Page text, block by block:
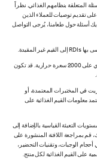
المتعلقة بنظامهم الغذائي. نظراً
تقديم توصيات للعملاء الذين
أسئلة حول طعامنا، يُرجى التواصل
تستند النسبة المئوية للقيم الغذائية اليومية (DV) إلى نظام غذائي يحتوي على 2000 سعرة حرارية. قد تكون
في المختبرات المعتمدة، أو
معلومات القيم الغذائية على
التعبئة القياسية بالإضافة إلى
قم بمراجعة اللافتة المنشورة على
الوجبات، وتقنيات التحضير،
على القيم الغذائية لكل منتج.